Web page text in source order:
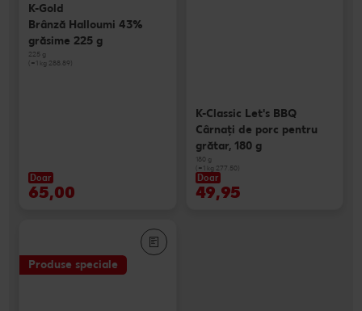
K-Gold
Brânză Halloumi 43%
grăsime 225 g
225 g
(=1 kg 288.89)
Doar
65,00
K-Classic Let's BBQ
Cârnaţi de porc pentru
grătar, 180 g
180 g
(=1 kg 277.50)
Doar
49,95
Produse speciale